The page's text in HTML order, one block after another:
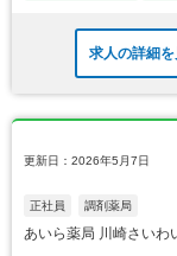
求人の詳細を
更新日：2026年5月7日
正社員 調剤薬局
あいら薬局 川崎さい